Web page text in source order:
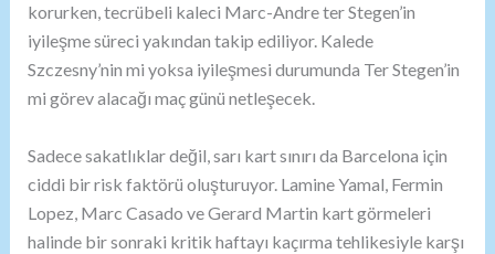
korurken, tecrübeli kaleci Marc-Andre ter Stegen’in
iyileşme süreci yakından takip ediliyor. Kalede
Szczesny’nin mi yoksa iyileşmesi durumunda Ter Stegen’in
mi görev alacağı maç günü netleşecek.
Sadece sakatlıklar değil, sarı kart sınırı da Barcelona için
ciddi bir risk faktörü oluşturuyor. Lamine Yamal, Fermin
Lopez, Marc Casado ve Gerard Martin kart görmeleri
halinde bir sonraki kritik haftayı kaçırma tehlikesiyle karşı